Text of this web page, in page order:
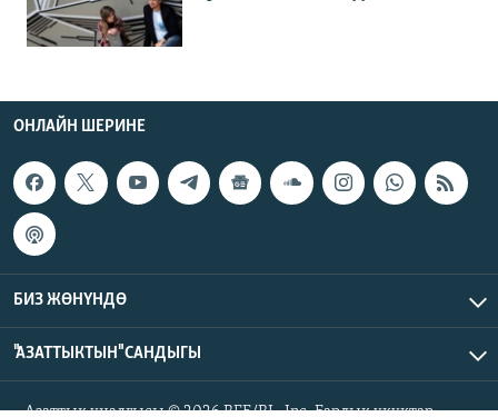
ОНЛАЙН ШЕРИНЕ
БИЗ ЖӨНҮНДӨ
"АЗАТТЫКТЫН" САНДЫГЫ
Азаттык үналгысы © 2026 RFE/RL, Inc. Бардык укуктар